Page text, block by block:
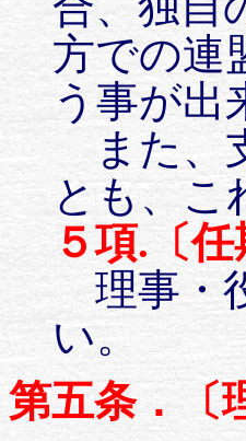
方での連
う事が出
また、
とも、こ
５項.〔任
理事・
い。
第五条．〔